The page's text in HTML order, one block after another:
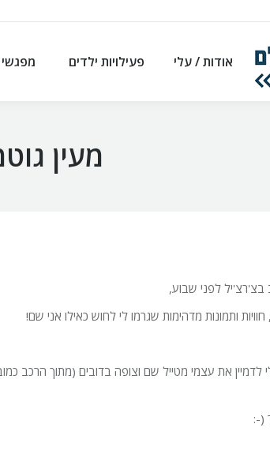
אודות / עלי פעילויות ילדים מפגשי
מעין
לפני שבוע,
ותמונות מדהימות שגרמו לי לחוש כאילו אני שם!
את עצמי מטייל שם וצופה בדובים (מתוך הרכב
(-: